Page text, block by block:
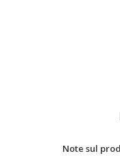
Note sul